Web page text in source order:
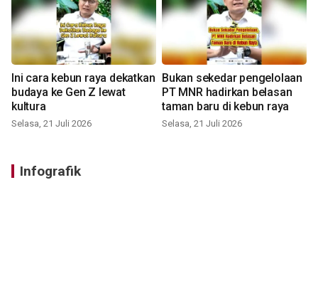
Ini cara kebun raya dekatkan
budaya ke Gen Z lewat
kultura
Selasa, 21 Juli 2026
Bukan sekedar pengelolaan
PT MNR hadirkan belasan
taman baru di kebun raya
Selasa, 21 Juli 2026
Infografik